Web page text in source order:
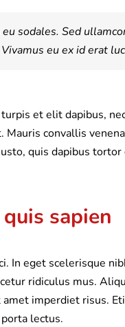
eu sodales. Sed
eu ex id erat
et elit dapibus,
Mauris convallis
quis dapibus
sapien
In eget scelerisque
ridiculus mus.
imperdiet risus.
lectus.